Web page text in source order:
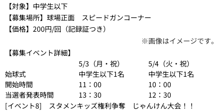
【対象】 中学生以下
【募集場所】 球場正面 スピードガンコーナー
【価格】 200円/回（記録証つき）
※画像はイメージです。
【募集イベント詳細】
5/3（月・祝）
5/4（火・祝）
始球式
中学生以下1名
中学生以下1名
開始時間
11：00
10：00
当選者発表時間
13：30
12：30
[イベント8] スタメンキッズ権利争奪 じゃんけん大会！！